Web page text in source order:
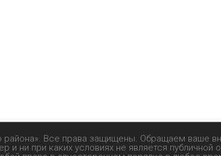
Все права защищены. Обращаем ваше
ни при каких условиях не является публичной